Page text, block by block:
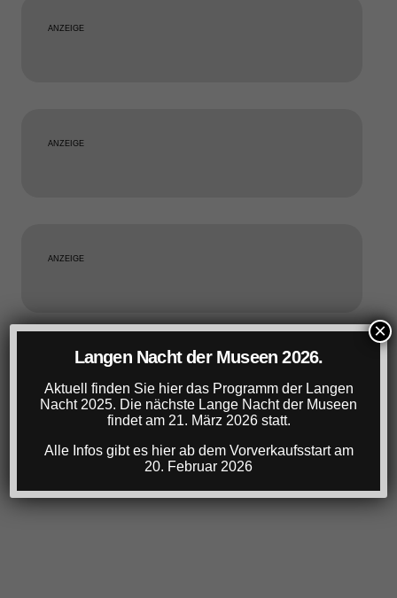
ANZEIGE
ANZEIGE
ANZEIGE
Langen Nacht der Museen 2026.
Aktuell finden Sie hier das Programm der Langen
Nacht 2025. Die nächste Lange Nacht der Museen
findet am 21. März 2026 statt.
Alle Infos gibt es hier ab dem Vorverkaufsstart am
20. Februar 2026
×